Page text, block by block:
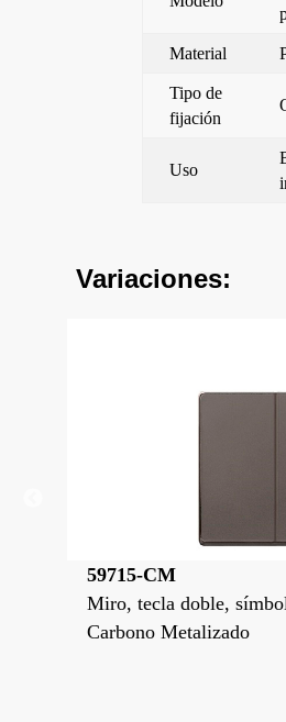
Material
Tipo de
fijación
Uso
Variaciones:
59715-CM
Miro, tecla doble,
Carbono Metalizado